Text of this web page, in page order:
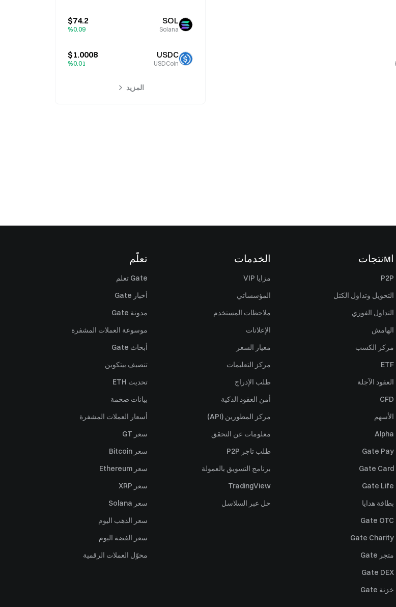
SOL
Solana
$74.2
%0.09
USDC
USDCoin
$1.0008
%0.01
المزيد
اмنتجات
P2P
التحويل وتداول الكتل
التداول الفوري
الهامش
مركز الكسب
ETF
العقود الآجلة
CFD
الأسهم
Alpha
Gate Pay
Gate Card
Gate Life
بطاقة هدايا
Gate OTC
Gate Charity
متجر Gate
Gate DEX
خزنة Gate
الخدمات
مزايا VIP
المؤسساتي
ملاحظات المستخدم
الإعلانات
معيار السعر
مركز التعليمات
طلب الإدراج
أمن العقود الذكية
مركز المطورين (API)
معلومات عن التحقق
طلب تاجر P2P
برنامج التسويق بالعمولة
TradingView
حل عبر السلاسل
تعلّم
Gate تعلم
أخبار Gate
مدونة Gate
موسوعة العملات المشفرة
أبحاث Gate
تنصيف بيتكوين
تحديث ETH
بيانات ضخمة
أسعار العملات المشفرة
سعر GT
سعر Bitcoin
سعر Ethereum
سعر XRP
سعر Solana
سعر الذهب اليوم
سعر الفضة اليوم
محوّل العملات الرقمية